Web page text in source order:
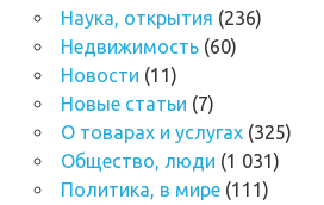
Наука, открытия (236)
Недвижимость(60)
Новости (11)
Новые статьи (7)
О товарах и услугах(325)
Общество, люди (1 031)
Политика, в мире(111)